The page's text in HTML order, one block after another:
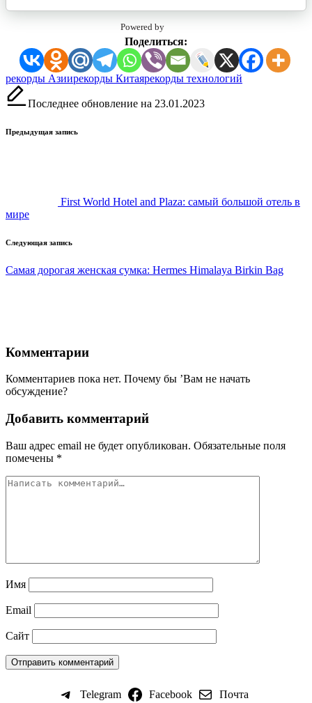
Powered by
Поделиться:
Метки:
рекорды Азиирекорды Китаярекорды технологий
Последнее обновление на 23.01.2023
Навигация
Предыдущая запись
First World Hotel and Plaza: самый большой отель в
мире
Следующая запись
Самая дорогая женская сумка: Hermes Himalaya Birkin Bag
Комментарии
Комментариев пока нет. Почему бы ’Вам не начать
обсуждение?
Добавить комментарий
Ваш адрес email не будет опубликован. Обязательные поля
помечены *
Имя
Email
Сайт
Telegram Facebook Почта